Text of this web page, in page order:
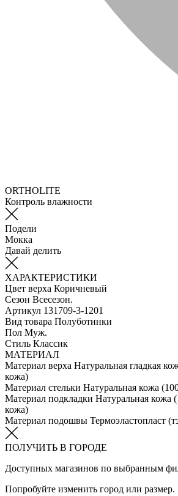
ORTHOLITE
Контроль влажности
Подели
Мокка
Давай делить
ХАРАКТЕРИСТИКИ
Цвет верха Коричневый
Сезон Всесезон.
Артикул 131709-3-1201
Вид товара Полуботинки
Пол Муж.
Стиль Классик
МАТЕРИАЛ
Материал верха Натуральная гладкая
кожа)
Материал стельки Натуральная кожа
Материал подкладки Натуральная кожа
кожа)
Материал подошвы Термоэластопласт
ПОЛУЧИТЬ В ГОРОДЕ
Доступных магазинов по выбранным
Попробуйте изменить город или размер.